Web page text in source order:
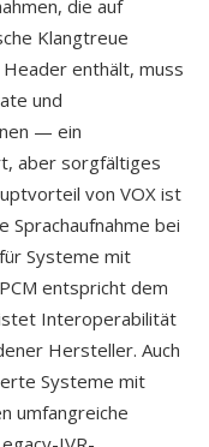
die auf
Klangtreue
enthält, muss
und
— ein
aber sorgfältiges
von VOX ist
Sprachaufnahme bei
Systeme mit
entspricht dem
Interoperabilität
Hersteller. Auch
Systeme mit
umfangreiche